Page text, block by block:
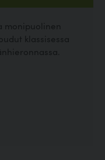
monipuolinen
klassisessa